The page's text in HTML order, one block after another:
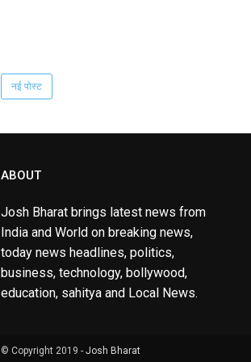
नई पोस्ट
ABOUT
Josh Bharat brings latest news from
India and World on breaking news,
today news headlines, politics,
business, technology, bollywood,
education, sahitya and Local News.
© Copyright 2019 - Josh Bharat